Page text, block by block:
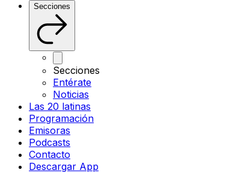
Secciones
Secciones
Entérate
Noticias
Las 20 latinas
Programación
Emisoras
Podcasts
Contacto
Descargar App